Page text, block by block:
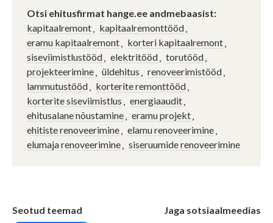
Otsi ehitusfirmat hange.ee andmebaasist:
kapitaalremont
kapitaalremonttööd
eramu kapitaalremont
korteri kapitaalremont
siseviimistlustööd
elektritööd
torutööd
projekteerimine
üldehitus
renoveerimistööd
lammutustööd
korterite remonttööd
korterite siseviimistlus
energiaaudit
ehitusalane nõustamine
eramu projekt
ehitiste renoveerimine
elamu renoveerimine
elumaja renoveerimine
siseruumide renoveerimine
Seotud teemad Jaga sotsiaalmeedias